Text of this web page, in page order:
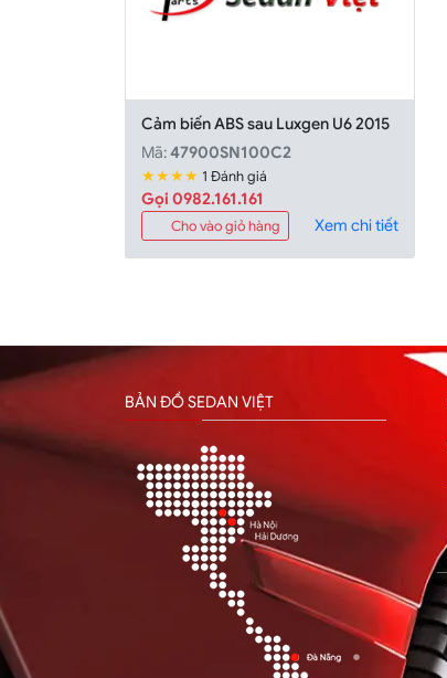
Cảm biến ABS sau Luxgen U6 2015
Mã:47900SN100C2
★★★★ 1 Đánh giá
Gọi 0982.161.161
Cho vào giỏ hàng Xem chi tiết
BẢN ĐỒ SEDAN VIỆT